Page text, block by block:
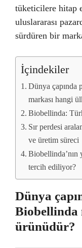
tüketicilere hitap
uluslararası
sürdüren bir
İçindekiler
Dünya çapında
markası hangi
Biobellinda:
Sır perdesi
ve üretim süreci
tercih ediliyor?
Dünya
Biobellinda
ürünüdür?